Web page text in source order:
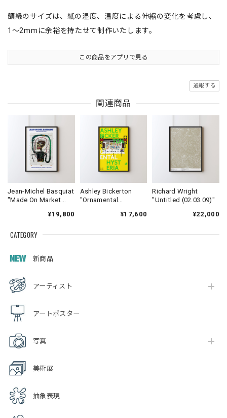
CATEGORY
新商品
アーティスト
アートポスター
写真
美術展
抽象表現
額縁のサイズは、紙の湿度、温度による伸縮の変化を考慮し、
1〜2mmに余裕を持たせて制作いたします。
この商品をアプリで見る
通報する
関連商品
Jean-Michel Basquiat
"Made On Market
¥19,800
Ashley Bickerton
"Ornamental
¥17,600
Richard Wright
"Untitled (02.03.09)"
¥22,000